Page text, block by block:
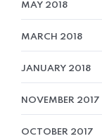
MAY 2018
MARCH 2018
JANUARY 2018
NOVEMBER 2017
OCTOBER 2017